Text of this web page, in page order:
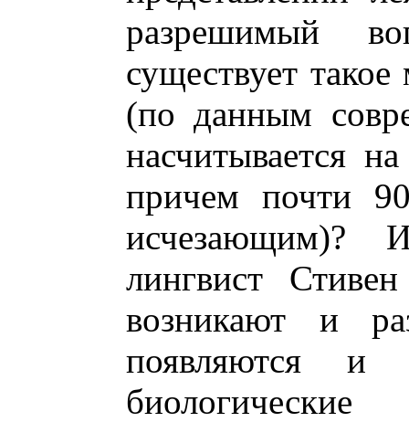
разрешимый
существует
(по данным
насчитывается
причем почти
исчезающим)?
лингвист
возникают и
появляются и